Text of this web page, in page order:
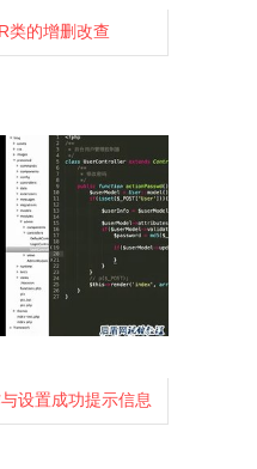
类的增删改查
设置成功提示信息